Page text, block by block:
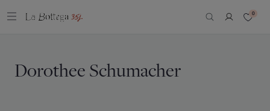
0
Dorothee Schumacher